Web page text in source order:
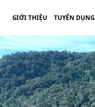
GIỚI THIỆU TUYỂN DỤNG